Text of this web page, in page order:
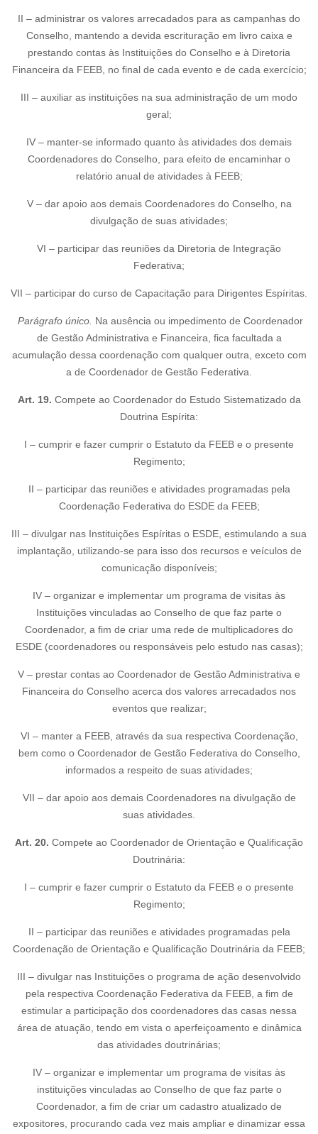
II – administrar os valores arrecadados para as campanhas do
Conselho, mantendo a devida escrituração em livro caixa e
prestando contas às Instituições do Conselho e à Diretoria
Financeira da FEEB, no final de cada evento e de cada exercício;
III – auxiliar as instituições na sua administração de um modo
geral;
IV – manter-se informado quanto às atividades dos demais
Coordenadores do Conselho, para efeito de encaminhar o
relatório anual de atividades à FEEB;
V – dar apoio aos demais Coordenadores do Conselho, na
divulgação de suas atividades;
VI – participar das reuniões da Diretoria de Integração
Federativa;
VII – participar do curso de Capacitação para Dirigentes Espíritas.
Parágrafo único. Na ausência ou impedimento de Coordenador
de Gestão Administrativa e Financeira, fica facultada a
acumulação dessa coordenação com qualquer outra, exceto com
a de Coordenador de Gestão Federativa.
Art. 19. Compete ao Coordenador do Estudo Sistematizado da
Doutrina Espírita:
I – cumprir e fazer cumprir o Estatuto da FEEB e o presente
Regimento;
II – participar das reuniões e atividades programadas pela
Coordenação Federativa do ESDE da FEEB;
III – divulgar nas Instituições Espíritas o ESDE, estimulando a sua
implantação, utilizando-se para isso dos recursos e veículos de
comunicação disponíveis;
IV – organizar e implementar um programa de visitas às
Instituições vinculadas ao Conselho de que faz parte o
Coordenador, a fim de criar uma rede de multiplicadores do
ESDE (coordenadores ou responsáveis pelo estudo nas casas);
V – prestar contas ao Coordenador de Gestão Administrativa e
Financeira do Conselho acerca dos valores arrecadados nos
eventos que realizar;
VI – manter a FEEB, através da sua respectiva Coordenação,
bem como o Coordenador de Gestão Federativa do Conselho,
informados a respeito de suas atividades;
VII – dar apoio aos demais Coordenadores na divulgação de
suas atividades.
Art. 20. Compete ao Coordenador de Orientação e Qualificação
Doutrinária:
I – cumprir e fazer cumprir o Estatuto da FEEB e o presente
Regimento;
II – participar das reuniões e atividades programadas pela
Coordenação de Orientação e Qualificação Doutrinária da FEEB;
III – divulgar nas Instituições o programa de ação desenvolvido
pela respectiva Coordenação Federativa da FEEB, a fim de
estimular a participação dos coordenadores das casas nessa
área de atuação, tendo em vista o aperfeiçoamento e dinâmica
das atividades doutrinárias;
IV – organizar e implementar um programa de visitas às
instituições vinculadas ao Conselho de que faz parte o
Coordenador, a fim de criar um cadastro atualizado de
expositores, procurando cada vez mais ampliar e dinamizar essa